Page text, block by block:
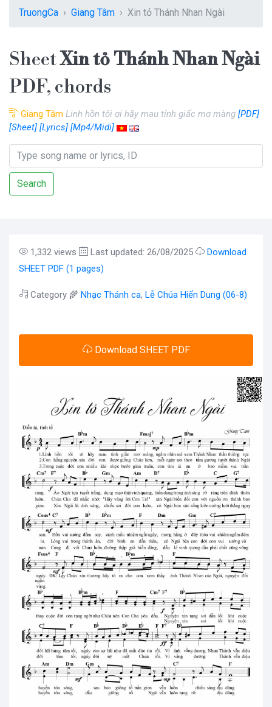
TruongCa Giang Tâm Xin tỏ Thánh Nhan Ngài
SheetXin tỏ Thánh Nhan Ngài
PDF, chords
Giang Tâm Linh hồn tôi ơi hãy mau tỉnh giấc mơ màng [PDF]
[Sheet] [Lyrics] [Mp4/Midi]
Search
1,332 views Last updated: 26/08/2025
Download
SHEET PDF (1 pages)
Category 🌾 Nhạc Thánh ca, Lễ Chúa Hiển Dung (06-8)
Download SHEET PDF